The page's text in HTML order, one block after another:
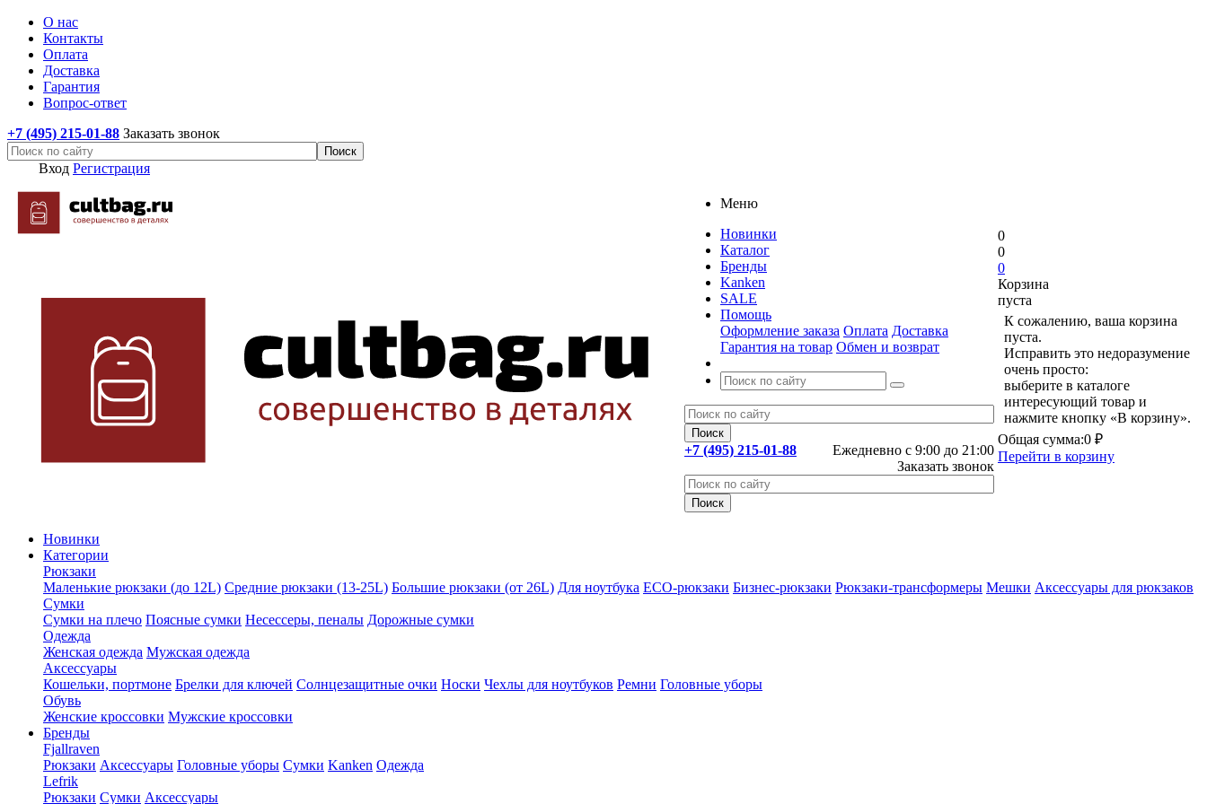
О нас
Контакты
Оплата
Доставка
Гарантия
Вопрос-ответ
+7 (495) 215-01-88 Заказать звонок
Вход Регистрация
Меню
Новинки
Каталог
Бренды
Kanken
SALE
Помощь
Оформление заказа Оплата Доставка
Гарантия на товар Обмен и возврат
Ежедневно с 9:00 до 21:00
+7 (495) 215-01-88
Заказать звонок
0
0
0
Корзина
пуста
К сожалению, ваша корзина
пуста.
Исправить это недоразумение
очень просто:
выберите в каталоге
интересующий товар и
нажмите кнопку «В корзину».
Общая сумма:0 ₽
Перейти в корзину
Новинки
Категории
Рюкзаки
Маленькие рюкзаки (до 12L) Средние рюкзаки (13-25L) Большие рюкзаки (от 26L) Для ноутбука ECO-рюкзаки Бизнес-рюкзаки Рюкзаки-трансформеры Мешки Аксессуары для рюкзаков
Сумки
Сумки на плечо Поясные сумки Несессеры, пеналы Дорожные сумки
Одежда
Женская одежда Мужская одежда
Аксессуары
Кошельки, портмоне Брелки для ключей Солнцезащитные очки Носки Чехлы для ноутбуков Ремни Головные уборы
Обувь
Женские кроссовки Мужские кроссовки
Бренды
Fjallraven
Рюкзаки Аксессуары Головные уборы Сумки Kanken Одежда
Lefrik
Рюкзаки Сумки Аксессуары